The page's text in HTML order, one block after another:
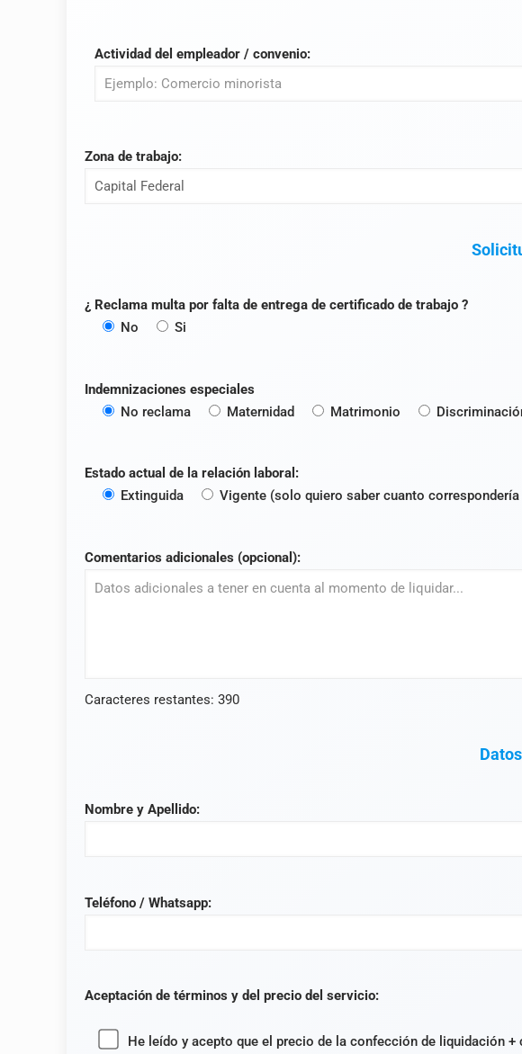
Actividad del empleador / convenio:
Zona de trabajo:
¿ Reclama multa por falta de entrega de certificado de trabajo ?
No
Si
Indemnizaciones especiales
No reclama
Maternidad Matrimonio
Estado actual de la relación laboral:
Extinguida
Vigente (solo quiero saber cuanto
Comentarios adicionales (opcional):
Caracteres restantes:390
Nombre y Apellido:
Teléfono / Whatsapp:
Aceptación de términos y del precio del servicio:
He leído y acepto que el precio de la confección de liquidación +